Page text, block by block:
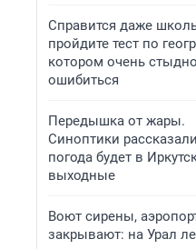
Справится даже
пройдите тест по
котором очень стыдно
ошибиться
Передышка от жары.
Синоптики
погода будет в
выходные
Воют сирены,
закрывают: на Урал